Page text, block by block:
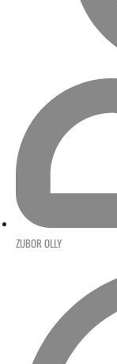
ZUBOR OLLY